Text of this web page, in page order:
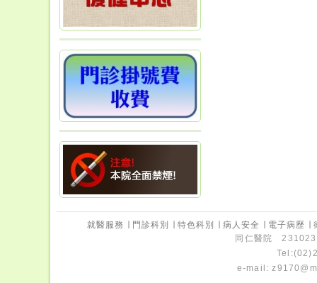
就醫服務 門診科別 ∣特色科別 ∣病人安全 電子病歷 ∣
同仁醫院
e-mail: